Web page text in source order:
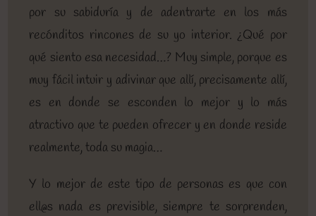
por su sabiduría y de adentrarte en los más
recónditos rincones de su yo interior. ¿Qué por
qué siento esa necesidad…? Muy simple, porque es
muy fácil intuir y adivinar que allí, precisamente allí,
es en donde se esconden lo mejor y lo más
atractivo que te pueden ofrecer y en donde reside
realmente, toda su magia…
Y lo mejor de este tipo de personas es que con
ell@s nada es previsible, siempre te sorprenden,